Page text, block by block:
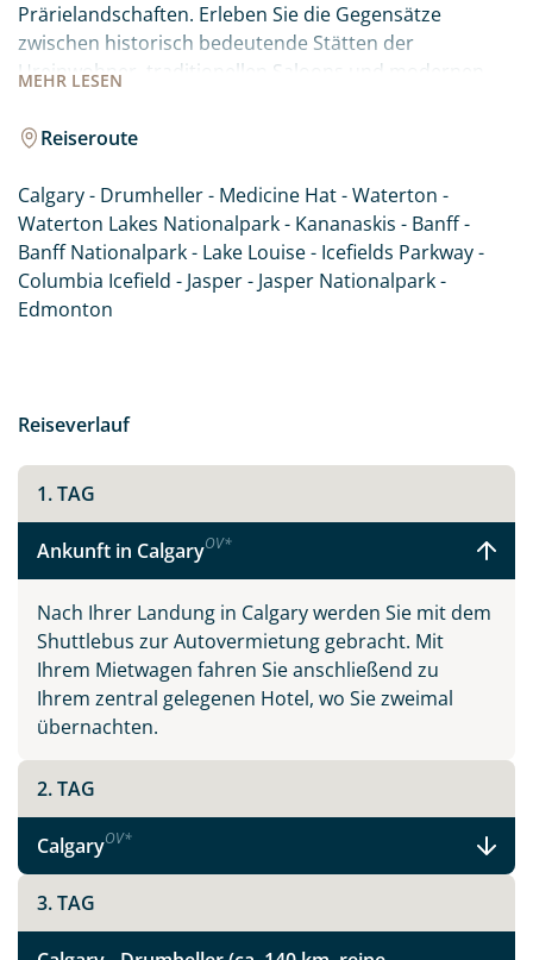
MEHR LESEN
Prärielandschaften. Erleben Sie die Gegensätze
zwischen historisch bedeutende Stätten der
Ureinwohner, traditionellen Saloons und modernen
Westen Kanadas hält vielseitige Erlebnisse für jeden
Besucher bereit. Ihre Reise führt Sie zu den Highlights
dieser spannenden Region. Lassen Sie sich von der
landschaftlichen Schönheit und der Gastfreundschaft
Albertas begeistern.
Reiseroute
Calgary - Drumheller - Medicine Hat - Waterton -
Waterton Lakes Nationalpark - Kananaskis - Banff -
Banff Nationalpark - Lake Louise - Icefields Parkway -
Columbia Icefield - Jasper - Jasper Nationalpark -
Edmonton
Reiseverlauf
1. TAG
Ankunft in CalgaryOV*
Nach Ihrer Landung in Calgary werden Sie mit dem
Shuttlebus zur Autovermietung gebracht. Mit
Ihrem Mietwagen fahren Sie anschließend zu
Ihrem zentral gelegenen Hotel, wo Sie zweimal
übernachten.
2. TAG
CalgaryOV*
3. TAG